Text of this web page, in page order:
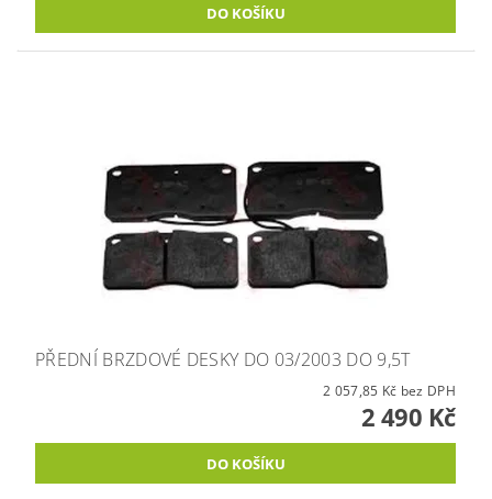
PŘEDNÍ BRZDOVÉ DESKY DO 03/2003 DO 9,5T
2 057,85 Kč bez DPH
2 490 Kč